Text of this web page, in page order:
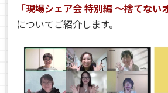
「現場シェア会 特別編 〜捨てない
についてご紹介します。